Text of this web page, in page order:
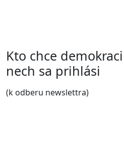
Kto chce
nech sa prihlási
(k odberu newslettra)